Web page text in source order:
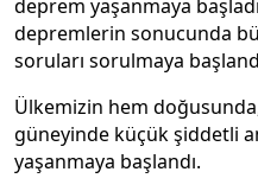
deprem yaşanmaya
depremlerin sonucunda
soruları sorulmaya
Ülkemizin hem
güneyinde küçük şiddetli
yaşanmaya başlandı.